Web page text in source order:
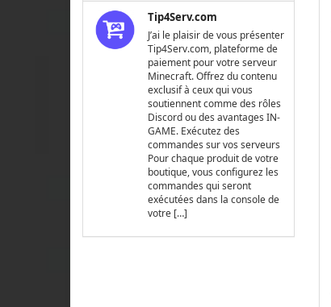
Tip4Serv.com
J’ai le plaisir de vous présenter
Tip4Serv.com, plateforme de
paiement pour votre serveur
Minecraft. Offrez du contenu
exclusif à ceux qui vous
soutiennent comme des rôles
Discord ou des avantages IN-
GAME. Exécutez des
commandes sur vos serveurs
Pour chaque produit de votre
boutique, vous configurez les
commandes qui seront
exécutées dans la console de
votre […]